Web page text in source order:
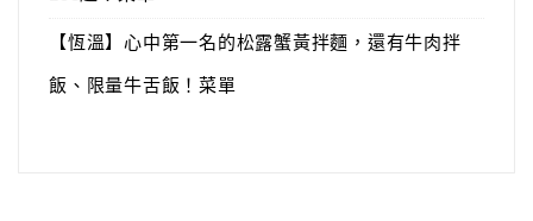
【恆溫】心中第一名的松露蟹黃拌麵，還有牛肉拌
飯、限量牛舌飯！菜單